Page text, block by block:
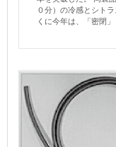
０分）の冷感とシト
くに今年は、「密閉」